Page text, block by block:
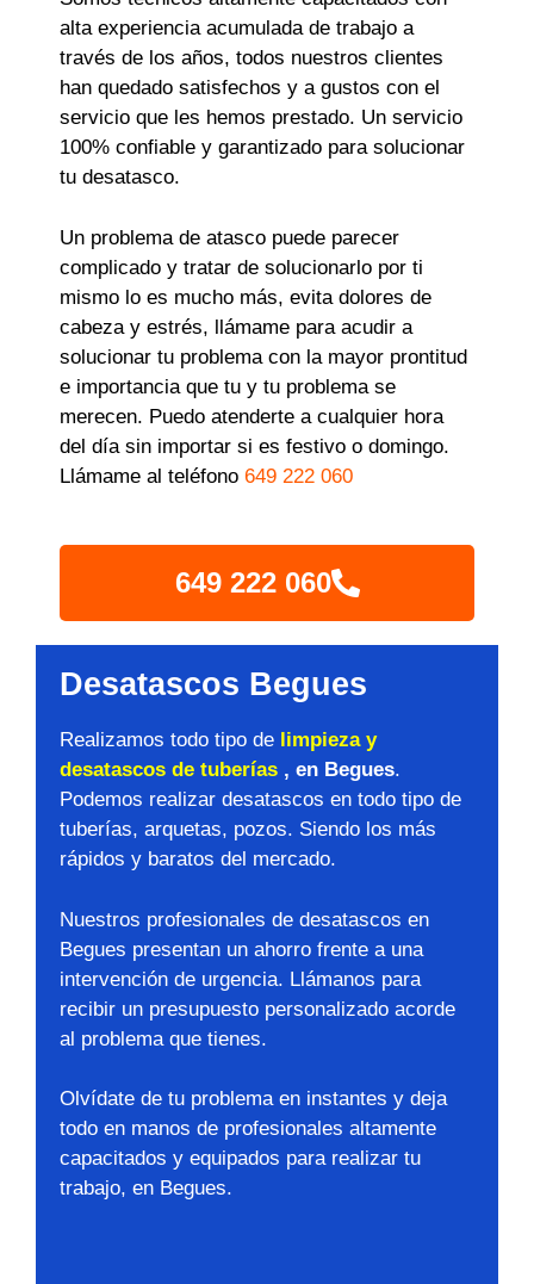
alta experiencia acumulada de trabajo a
través de los años, todos nuestros clientes
han quedado satisfechos y a gustos con el
servicio que les hemos prestado. Un servicio
100% confiable y garantizado para solucionar
tu desatasco.
Un problema de atasco puede parecer
complicado y tratar de solucionarlo por ti
mismo lo es mucho más, evita dolores de
cabeza y estrés, llámame para acudir a
solucionar tu problema con la mayor prontitud
e importancia que tu y tu problema se
merecen. Puedo atenderte a cualquier hora
del día sin importar si es festivo o domingo.
Llámame al teléfono 649 222 060
649 222 060
Desatascos Begues
Realizamos todo tipo de limpieza y
desatascos de tuberías , en Begues.
Podemos realizar desatascos en todo tipo de
tuberías, arquetas, pozos. Siendo los más
rápidos y baratos del mercado.
Nuestros profesionales de desatascos en
Begues presentan un ahorro frente a una
intervención de urgencia. Llámanos para
recibir un presupuesto personalizado acorde
al problema que tienes.
Olvídate de tu problema en instantes y deja
todo en manos de profesionales altamente
capacitados y equipados para realizar tu
trabajo, en Begues.